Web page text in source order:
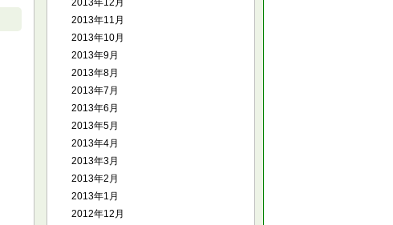
2013年12月
2013年11月
2013年10月
2013年9月
2013年8月
2013年7月
2013年6月
2013年5月
2013年4月
2013年3月
2013年2月
2013年1月
2012年12月